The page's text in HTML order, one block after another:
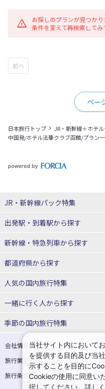
お探しのプランが見つかり
条件を変えて再検索してみ
ペー
日本旅行トップ
JR・新幹線＋ホテ
中国発/ホテル法華クラブ函館/プラン
JR・新幹線パック特集
JR・新幹線＋ホテルパック
出張パック
出発駅・到着駅から探す
秋田⇔東京 新幹線パック
仙台→東京 新幹線パック
富山⇔東京 新幹線パック
東京→仙台 新幹線パック
東京→金沢 新幹線パック
東京⇔軽井沢 新幹線パック
東京→名古屋 新幹線パック
東京→大阪（新大阪） 新幹線パッ
新幹線・特急列車から探す
北海道新幹線 旅行
山形新幹線 旅行
東海道新幹線 旅行
上越新幹線 旅行
九州新幹線 旅行
特急サンダーバード 旅行
都道府県から探す
北海道旅行・ツアー
東北
青森旅行・ツアー
宮城旅行・ツアー
山形旅行・ツアー
人気の国内旅行特集
東京ディズニーリゾート®への旅
温泉旅行
一緒に行く人から探す
一人旅 国内版
カップル・夫婦旅行 国内版
卒業旅行・学生旅行 国内版
季節の国内旅行特集
桜・お花見特集
夏休み・お盆の国内旅行
会社情報
旅行業登録票・約款
旅行条件書
当社サイト内において
を提供する目的及び当
示することを目的に
Cookieの使用に同意い
択してください。詳し